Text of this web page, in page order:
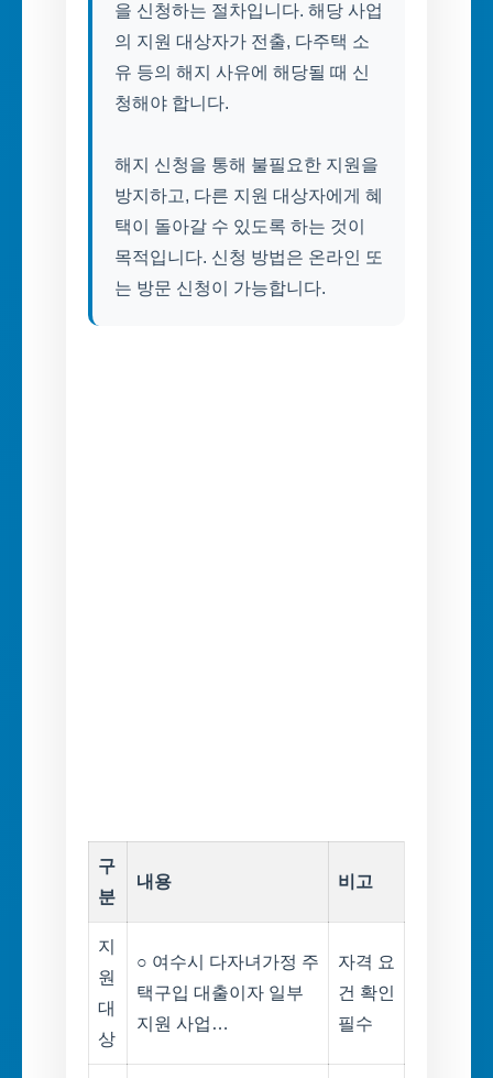
을 신청하는 절차입니다. 해당 사업
의 지원 대상자가 전출, 다주택 소
유 등의 해지 사유에 해당될 때 신
청해야 합니다.
해지 신청을 통해 불필요한 지원을
방지하고, 다른 지원 대상자에게 혜
택이 돌아갈 수 있도록 하는 것이
목적입니다. 신청 방법은 온라인 또
는 방문 신청이 가능합니다.
구
분
내용 비고
지
원
대
상
○ 여수시 다자녀가정 주
택구입 대출이자 일부
지원 사업…
자격 요
건 확인
필수